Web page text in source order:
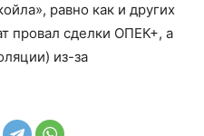
равно как и других
провал сделки ОПЕК+, а
из-за